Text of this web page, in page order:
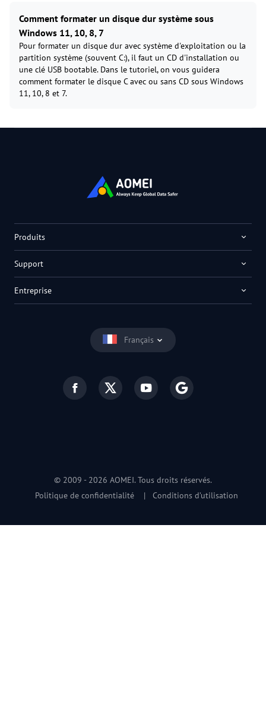
Comment formater un disque dur système sous
Windows 11, 10, 8, 7
Pour formater un disque dur avec système d'exploitation ou la
partition système (souvent C:), il faut un CD d'installation ou
une clé USB bootable. Dans le tutoriel, on vous guidera
comment formater le disque C avec ou sans CD sous Windows
11, 10, 8 et 7.
Français
Produits
Support
Entreprise
© 2009 - 2026 AOMEI. Tous droits réservés.
Politique de confidentialité
| Conditions d’utilisation